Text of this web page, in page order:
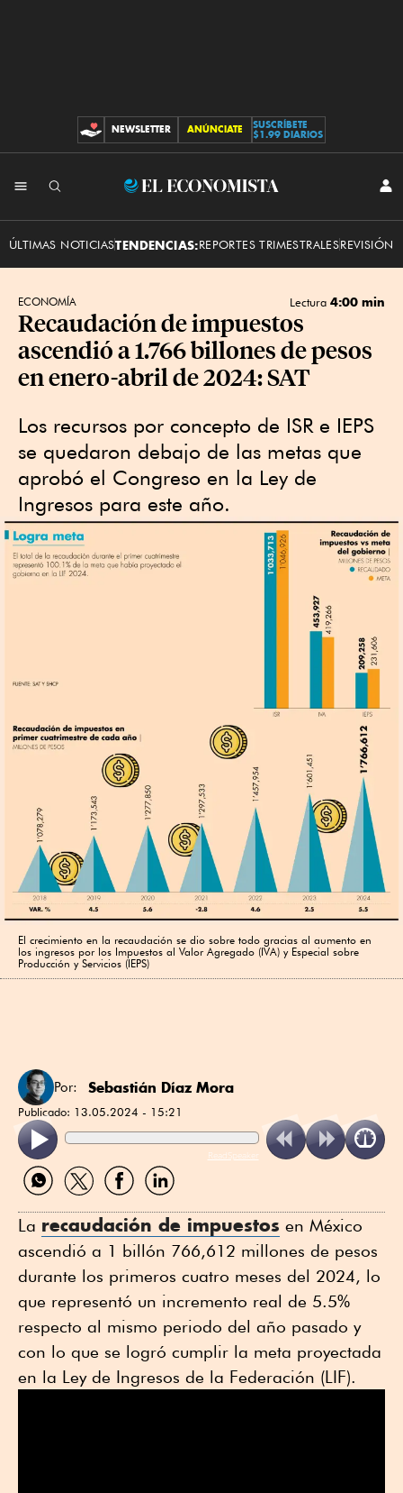
CONTRIBUCIONES
NEWSLETTER ANÚNCIATE
SUSCRÍBETE
$1.99 DIARIOS
El
ÚLTIMAS NOTICIASTENDENCIAS:REPORTES TRIMESTRALESREVISIÓN
ECONOMÍA Lectura 4:00 min
Recaudación de impuestos
ascendió a 1.766 billones de pesos
en enero-abril de 2024: SAT
Los recursos por concepto de ISR e IEPS
se quedaron debajo de las metas que
aprobó el Congreso en la Ley de
Ingresos para este año.
El crecimiento en la recaudación se dio sobre todo gracias al aumento en
los ingresos por los Impuestos al Valor Agregado (IVA) y Especial sobre
Producción y Servicios (IEPS)
Por: Sebastián Díaz Mora
Publicado: 13.05.2024 - 15:21
ReadSpeaker
Compartir
por
Compartir
por
Compartir
por
Compartir
por
La recaudación de impuestos en México
ascendió a 1 billón 766,612 millones de pesos
durante los primeros cuatro meses del 2024, lo
que representó un incremento real de 5.5%
respecto al mismo periodo del año pasado y
con lo que se logró cumplir la meta proyectada
en la Ley de Ingresos de la Federación (LIF).